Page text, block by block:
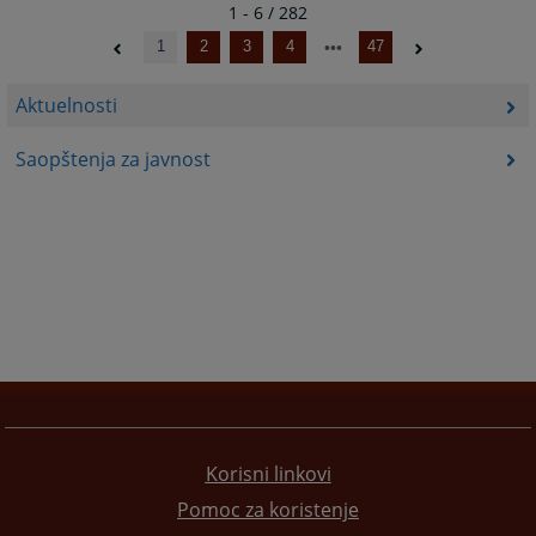
Aktuelnosti
Saopštenja za javnost
1 - 6 / 282
1 2 3 4 47
Korisni linkovi
Pomoc za koristenje